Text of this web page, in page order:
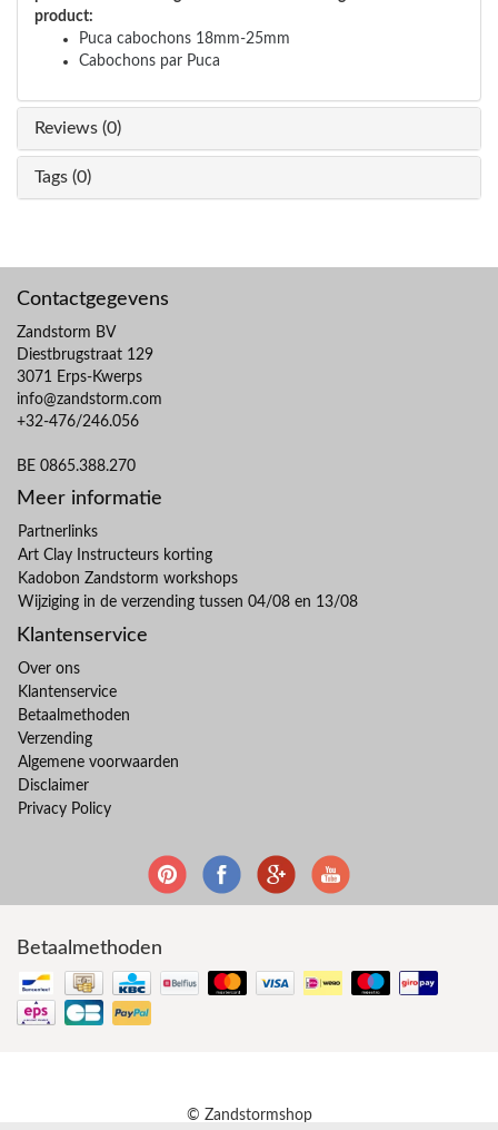
product:
Puca cabochons 18mm-25mm
Cabochons par Puca
Reviews (0)
Tags (0)
Contactgegevens
Zandstorm BV
Diestbrugstraat 129
3071 Erps-Kwerps
info@zandstorm.com
+32-476/246.056
BE 0865.388.270
Meer informatie
Partnerlinks
Art Clay Instructeurs korting
Kadobon Zandstorm workshops
Wijziging in de verzending tussen 04/08 en 13/08
Klantenservice
Over ons
Klantenservice
Betaalmethoden
Verzending
Algemene voorwaarden
Disclaimer
Privacy Policy
Betaalmethoden
© Zandstormshop